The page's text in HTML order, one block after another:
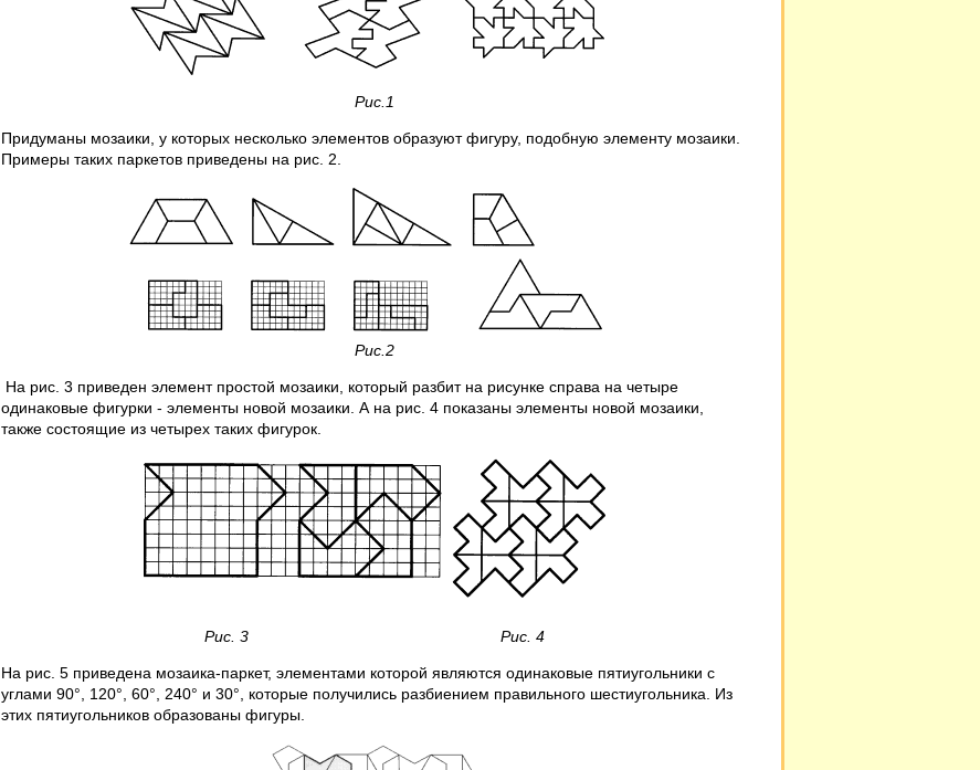
Рис.1
Придуманы мозаики, у которых несколько элементов образуют фигуру, подобную элементу мозаики.
Примеры таких паркетов приведены на рис. 2.
Рис.2
На рис. 3 приведен элемент простой мозаики, который разбит на рисунке справа на четыре
одинаковые фигурки - элементы новой мозаики. А на рис. 4 показаны элементы новой мозаики,
также состоящие из четырех таких фигурок.
Рис. 3 Рис. 4
На рис. 5 приведена мозаика-паркет, элементами которой являются одинаковые пятиугольники с
углами 90°, 120°, 60°, 240° и 30°, которые получились разбиением правильного шестиугольника. Из
этих пятиугольников образованы фигуры.